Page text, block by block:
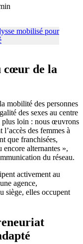
cœur de la
mobilité des personnes
des sexes au centre
plus loin : nous œuvrons
des femmes à
que franchisées,
encore alternantes »,
du réseau.
activement au
agence,
siège, elles occupent